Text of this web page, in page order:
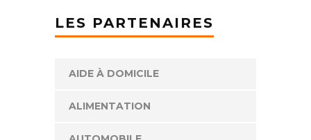
LES PARTENAIRES
AIDE À DOMICILE
ALIMENTATION